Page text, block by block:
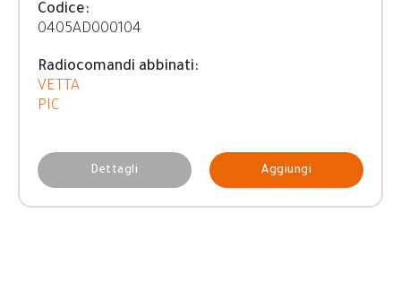
Codice:
0405AD000104
Radiocomandi abbinati:
VETTA
PIC
Dettagli Aggiungi